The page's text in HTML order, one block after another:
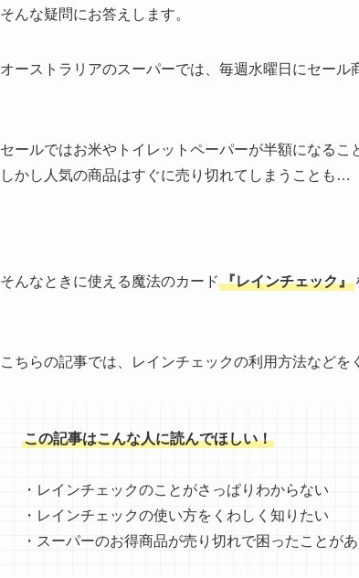
そんな疑問にお答えします。
オーストラリアのスーパーでは、毎週水曜日にセール
セールではお米やトイレットペーパーが半額になるこ
しかし人気の商品はすぐに売り切れてしまうことも…
そんなときに使える魔法のカード 『レインチェック』
こちらの記事では、レインチェックの利用方法などを
この記事はこんな人に読んでほしい！
・レインチェックのことがさっぱりわからない
・レインチェックの使い方をくわしく知りたい
・スーパーのお得商品が売り切れで困ったことが